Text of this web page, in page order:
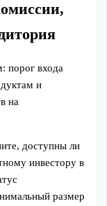
порог входа
и
на
доступны ли
инвестору в
размер